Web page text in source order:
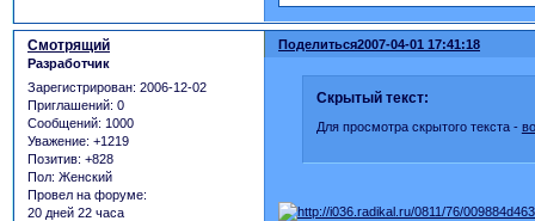
Поделиться2007-04-01 17:41:18
Смотрящий
Разработчик
Зарегистрирован: 2006-12-02
Приглашений: 0
Сообщений: 1000
Уважение: +1219
Позитив: +828
Пол: Женский
Провел на форуме:
20 дней 22 часа
Скрытый текст:
Для просмотра скрытого текста -